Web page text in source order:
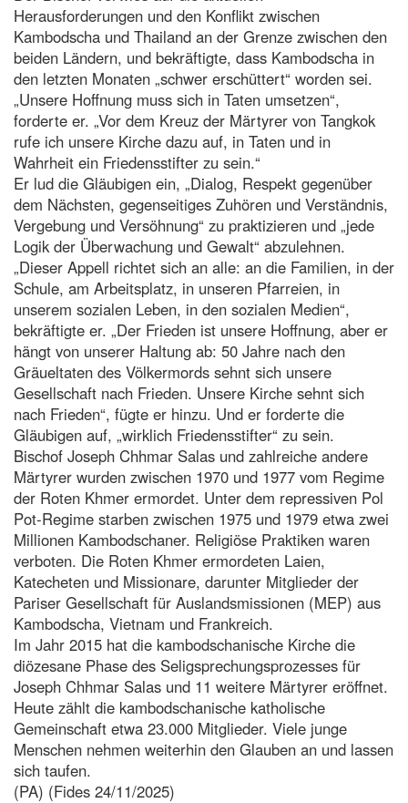
Herausforderungen und den Konflikt zwischen
Kambodscha und Thailand an der Grenze zwischen den
beiden Ländern, und bekräftigte, dass Kambodscha in
den letzten Monaten „schwer erschüttert“ worden sei.
„Unsere Hoffnung muss sich in Taten umsetzen“,
forderte er. „Vor dem Kreuz der Märtyrer von Tangkok
rufe ich unsere Kirche dazu auf, in Taten und in
Wahrheit ein Friedensstifter zu sein.“
Er lud die Gläubigen ein, „Dialog, Respekt gegenüber
dem Nächsten, gegenseitiges Zuhören und Verständnis,
Vergebung und Versöhnung“ zu praktizieren und „jede
Logik der Überwachung und Gewalt“ abzulehnen.
„Dieser Appell richtet sich an alle: an die Familien, in der
Schule, am Arbeitsplatz, in unseren Pfarreien, in
unserem sozialen Leben, in den sozialen Medien“,
bekräftigte er. „Der Frieden ist unsere Hoffnung, aber er
hängt von unserer Haltung ab: 50 Jahre nach den
Gräueltaten des Völkermords sehnt sich unsere
Gesellschaft nach Frieden. Unsere Kirche sehnt sich
nach Frieden“, fügte er hinzu. Und er forderte die
Gläubigen auf, „wirklich Friedensstifter“ zu sein.
Bischof Joseph Chhmar Salas und zahlreiche andere
Märtyrer wurden zwischen 1970 und 1977 vom Regime
der Roten Khmer ermordet. Unter dem repressiven Pol
Pot-Regime starben zwischen 1975 und 1979 etwa zwei
Millionen Kambodschaner. Religiöse Praktiken waren
verboten. Die Roten Khmer ermordeten Laien,
Katecheten und Missionare, darunter Mitglieder der
Pariser Gesellschaft für Auslandsmissionen (MEP) aus
Kambodscha, Vietnam und Frankreich.
Im Jahr 2015 hat die kambodschanische Kirche die
diözesane Phase des Seligsprechungsprozesses für
Joseph Chhmar Salas und 11 weitere Märtyrer eröffnet.
Heute zählt die kambodschanische katholische
Gemeinschaft etwa 23.000 Mitglieder. Viele junge
Menschen nehmen weiterhin den Glauben an und lassen
sich taufen.
(PA) (Fides 24/11/2025)